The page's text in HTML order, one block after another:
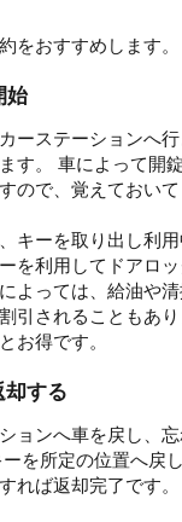
をおすすめします。
始
ーステーションへ
す。 車によって開
ので、覚えておいて
キーを取り出し利
を利用してドアロッ
よっては、給油や
引されることもあ
お得です。
する
ョンへ車を戻し、
を所定の位置へ戻
れば返却完了です。